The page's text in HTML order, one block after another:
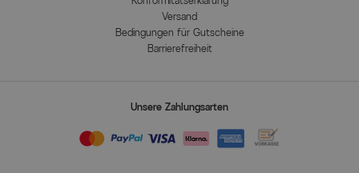
Versand
Bedingungen für Gutscheine
Barrierefreiheit
Unsere Zahlungsarten